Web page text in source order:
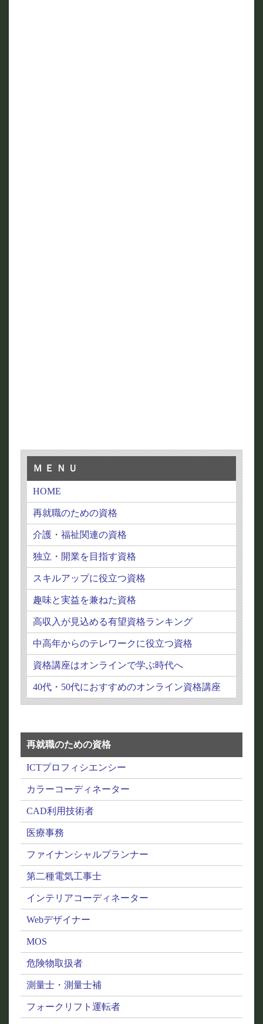
Ｍ Ｅ Ｎ Ｕ
HOME
再就職のための資格
介護・福祉関連の資格
独立・開業を目指す資格
スキルアップに役立つ資格
趣味と実益を兼ねた資格
高収入が見込める有望資格ランキング
中高年からのテレワークに役立つ資格
資格講座はオンラインで学ぶ時代へ
40代・50代におすすめのオンライン資格講座
再就職のための資格
ICTプロフィシエンシー
カラーコーディネーター
CAD利用技術者
医療事務
ファイナンシャルプランナー
第二種電気工事士
インテリアコーディネーター
Webデザイナー
MOS
危険物取扱者
測量士・測量士補
フォークリフト運転者